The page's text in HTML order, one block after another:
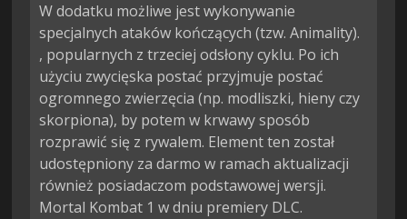
W dodatku możliwe jest wykonywanie
specjalnych ataków kończących (tzw. Animality).
, popularnych z trzeciej odsłony cyklu. Po ich
użyciu zwycięska postać przyjmuje postać
ogromnego zwierzęcia (np. modliszki, hieny czy
skorpiona), by potem w krwawy sposób
rozprawić się z rywalem. Element ten został
udostępniony za darmo w ramach aktualizacji
również posiadaczom podstawowej wersji.
Mortal Kombat 1 w dniu premiery DLC.